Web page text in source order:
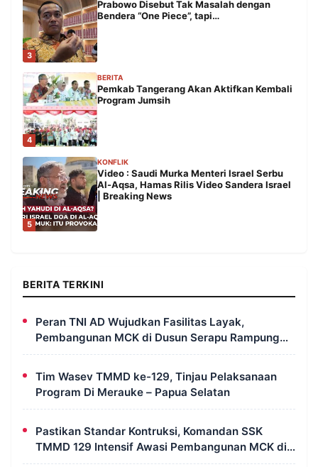
3
Prabowo Disebut Tak Masalah dengan
Bendera “One Piece”, tapi…
4
BERITA
Pemkab Tangerang Akan Aktifkan Kembali
Program Jumsih
5
KONFLIK
Video : Saudi Murka Menteri Israel Serbu
Al-Aqsa, Hamas Rilis Video Sandera Israel
| Breaking News
BERITA TERKINI
Peran TNI AD Wujudkan Fasilitas Layak,
Pembangunan MCK di Dusun Serapu Rampung
Dikerjakan
Tim Wasev TMMD ke-129, Tinjau Pelaksanaan
Program Di Merauke – Papua Selatan
Pastikan Standar Kontruksi, Komandan SSK
TMMD 129 Intensif Awasi Pembangunan MCK di
Wanam